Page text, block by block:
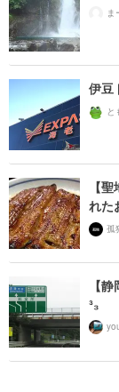
ま
伊
と
【
れた
【
³₃